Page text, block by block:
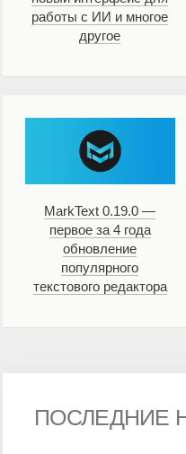
работы с ИИ и многое
другое
MarkText 0.19.0 —
первое за 4 года
обновление
популярного
текстового редактора
ПОСЛЕДНИЕ